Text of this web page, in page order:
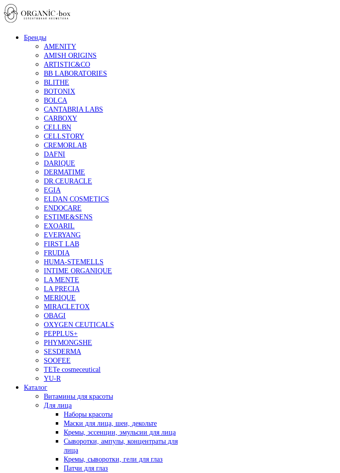
Бренды
AMENITY
AMISH ORIGINS
ARTISTIC&CO
BB LABORATORIES
BLITHE
BOTONIX
BOLCA
CANTABRIA LABS
CARBOXY
CELLBN
CELLSTORY
CREMORLAB
DAFNI
DARIQUE
DERMATIME
DR.CEURACLE
EGIA
ELDAN COSMETICS
ENDOCARE
ESTIME&SENS
EXOARIL
EVERYANG
FIRST LAB
FRUDIA
HUMA-STEMELLS
INTIME ORGANIQUE
LA MENTE
LA PRECIA
MERIQUE
MIRACLETOX
OBAGI
OXYGEN CEUTICALS
PEPPLUS+
PHYMONGSHE
SESDERMA
SOOFEE
TETe cosmeceutical
YU-R
Каталог
Витамины для красоты
Для лица
Наборы красоты
Маски для лица, шеи, декольте
Кремы, эссенции, эмульсии для лица
Сыворотки, ампулы, концентраты для
лица
Кремы, сыворотки, гели для глаз
Патчи для глаз